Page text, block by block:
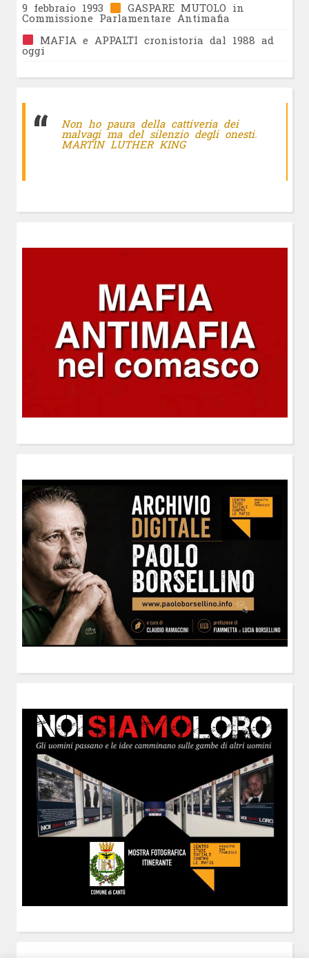
9 febbraio 1993
GASPARE MUTOLO in
Commissione Parlamentare Antimafia
MAFIA e APPALTI cronistoria dal 1988 ad
oggi
Non ho paura della cattiveria dei
malvagi ma del silenzio degli onesti.
MARTIN LUTHER KING